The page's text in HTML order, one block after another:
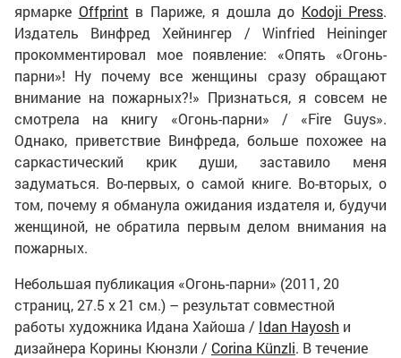
ярмарке Offprint в Париже, я дошла до Kodoji Press.
Издатель Винфред Хейнингер / Winfried Heininger
прокомментировал мое появление: «Опять «Огонь-
парни»! Ну почему все женщины сразу обращают
внимание на пожарных?!» Признаться, я совсем не
смотрела на книгу «Огонь-парни» / «Fire Guys».
Однако, приветствие Винфреда, больше похожее на
саркастический крик души, заставило меня
задуматься. Во-первых, о самой книге. Во-вторых, о
том, почему я обманула ожидания издателя и, будучи
женщиной, не обратила первым делом внимания на
пожарных.
Небольшая публикация «Огонь-парни» (2011, 20
страниц, 27.5 x 21 см.) – результат совместной
работы художника Идана Хайоша / Idan Hayosh и
дизайнера Корины Кюнзли / Corina Künzli. В течение